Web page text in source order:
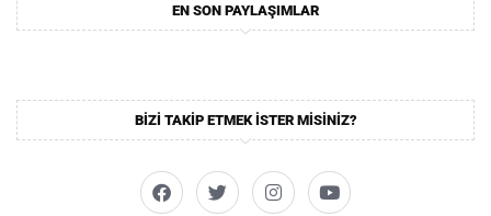
EN SON PAYLAŞIMLAR
BIZI TAKIP ETMEK ISTER MISINIZ?